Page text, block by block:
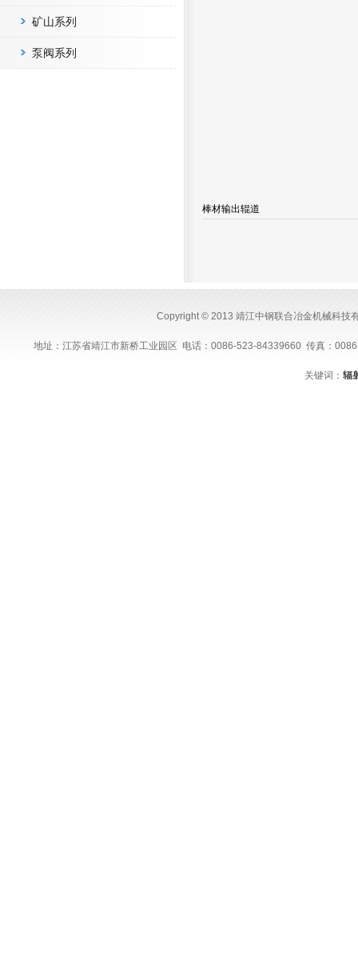
矿山系列
泵阀系列
棒材输出辊道
Copyright © 2013 靖江中钢联合冶金机械科技
地址：江苏省靖江市新桥工业园区 电话：0086-523-84339660 传真：
关键词：辐